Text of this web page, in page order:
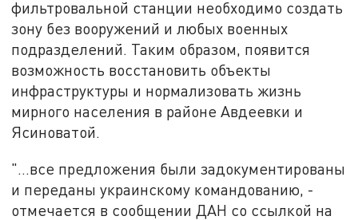
фильтровальной станции необходимо создать
зону без вооружений и любых военных
подразделений. Таким образом, появится
возможность восстановить объекты
инфраструктуры и нормализовать жизнь
мирного населения в районе Авдеевки и
Ясиноватой.
"...все предложения были задокументированы
и переданы украинскому командованию, -
отмечается в сообщении ДАН со ссылкой на